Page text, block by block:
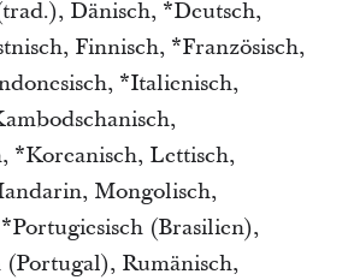
Dänisch, *Deutsch,
Finnisch, *Französisch,
*Italienisch,
*Koreanisch, Lettisch,
Mongolisch,
(Brasilien),
(Portugal), Rumänisch,